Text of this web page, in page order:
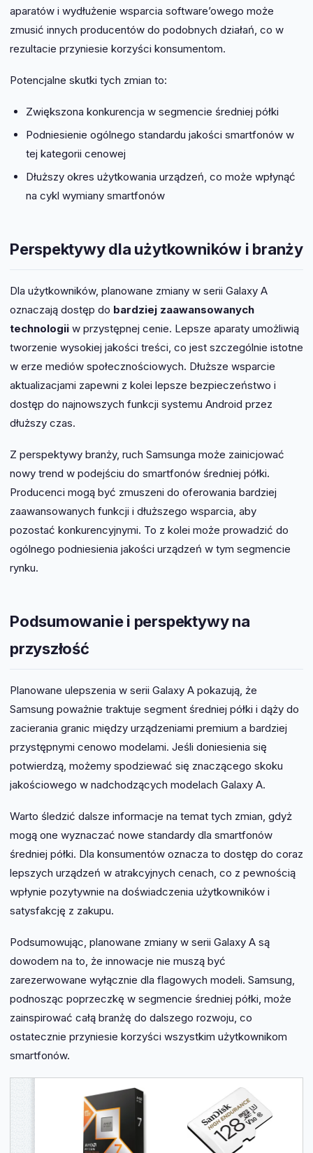
aparatów i wydłużenie wsparcia software’owego może
zmusić innych producentów do podobnych działań, co w
rezultacie przyniesie korzyści konsumentom.
Potencjalne skutki tych zmian to:
Zwiększona konkurencja w segmencie średniej półki
Podniesienie ogólnego standardu jakości smartfonów w
tej kategorii cenowej
Dłuższy okres użytkowania urządzeń, co może wpłynąć
na cykl wymiany smartfonów
Perspektywy dla użytkowników i branży
Dla użytkowników, planowane zmiany w serii Galaxy A
oznaczają dostęp do bardziej zaawansowanych
technologii w przystępnej cenie. Lepsze aparaty umożliwią
tworzenie wysokiej jakości treści, co jest szczególnie istotne
w erze mediów społecznościowych. Dłuższe wsparcie
aktualizacjami zapewni z kolei lepsze bezpieczeństwo i
dostęp do najnowszych funkcji systemu Android przez
dłuższy czas.
Z perspektywy branży, ruch Samsunga może zainicjować
nowy trend w podejściu do smartfonów średniej półki.
Producenci mogą być zmuszeni do oferowania bardziej
zaawansowanych funkcji i dłuższego wsparcia, aby
pozostać konkurencyjnymi. To z kolei może prowadzić do
ogólnego podniesienia jakości urządzeń w tym segmencie
rynku.
Podsumowanie i perspektywy na
przyszłość
Planowane ulepszenia w serii Galaxy A pokazują, że
Samsung poważnie traktuje segment średniej półki i dąży do
zacierania granic między urządzeniami premium a bardziej
przystępnymi cenowo modelami. Jeśli doniesienia się
potwierdzą, możemy spodziewać się znaczącego skoku
jakościowego w nadchodzących modelach Galaxy A.
Warto śledzić dalsze informacje na temat tych zmian, gdyż
mogą one wyznaczać nowe standardy dla smartfonów
średniej półki. Dla konsumentów oznacza to dostęp do coraz
lepszych urządzeń w atrakcyjnych cenach, co z pewnością
wpłynie pozytywnie na doświadczenia użytkowników i
satysfakcję z zakupu.
Podsumowując, planowane zmiany w serii Galaxy A są
dowodem na to, że innowacje nie muszą być
zarezerwowane wyłącznie dla flagowych modeli. Samsung,
podnosząc poprzeczkę w segmencie średniej półki, może
zainspirować całą branżę do dalszego rozwoju, co
ostatecznie przyniesie korzyści wszystkim użytkownikom
smartfonów.